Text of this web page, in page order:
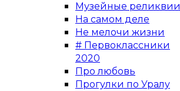
Музейные реликвии
На самом деле
Не мелочи жизни
# Первоклассники
2020
Про любовь
Прогулки по Уралу